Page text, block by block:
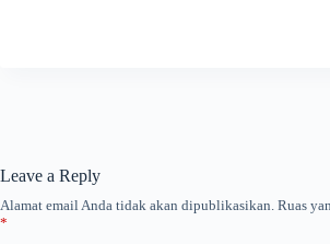
Leave a Reply
Alamat email Anda tidak akan dipublikasikan. Ruas
*